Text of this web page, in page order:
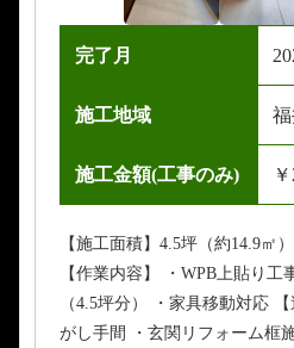
完了月
施工地域
施工金額(工事のみ)
【施工面積】4.5坪（約14.9㎡
【作業内容】 ・WPB上貼り工
（4.5坪分） ・家具移動対応
がし手間 ・玄関リフォーム框